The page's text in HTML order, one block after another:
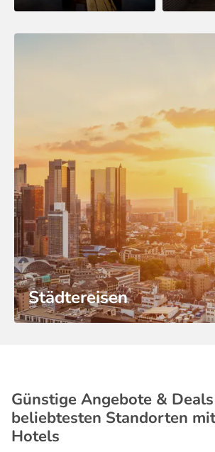
Städtereisen
Günstige Angebote &
beliebtesten Standorten
Hotels